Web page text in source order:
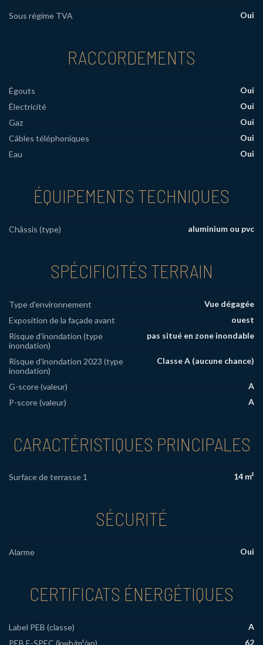
Sous régime TVA Oui
RACCORDEMENTS
Égouts
Oui
Électricité
Oui
Gaz
Oui
Câbles téléphoniques
Oui
Eau
Oui
ÉQUIPEMENTS TECHNIQUES
Châssis (type) aluminium ou pvc
SPÉCIFICITÉS TERRAIN
Type d'environnement
Vue dégagée
Exposition de la façade avant
ouest
Risque d'inondation (type
inondation)
pas situé en zone inondable
Risque d'inondation 2023 (type
inondation)
Classe A (aucune chance)
G-score (valeur)
A
P-score (valeur)
A
CARACTÉRISTIQUES PRINCIPALES
Surface de terrasse 1 14 m²
SÉCURITÉ
Alarme Oui
CERTIFICATS ÉNERGÉTIQUES
Label PEB (classe)
A
PEB E-SPEC (kwh/m²/an)
62